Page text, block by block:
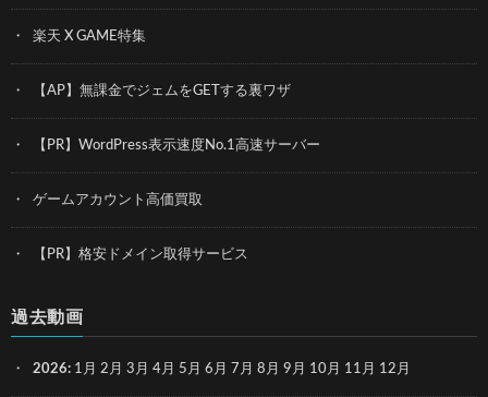
楽天 X GAME特集
【AP】無課金でジェムをGETする裏ワザ
【PR】WordPress表示速度No.1高速サーバー
ゲームアカウント高価買取
【PR】格安ドメイン取得サービス
過去動画
2026: 1月 2月 3月 4月 5月 6月 7月 8月 9月 10月 11月 12月